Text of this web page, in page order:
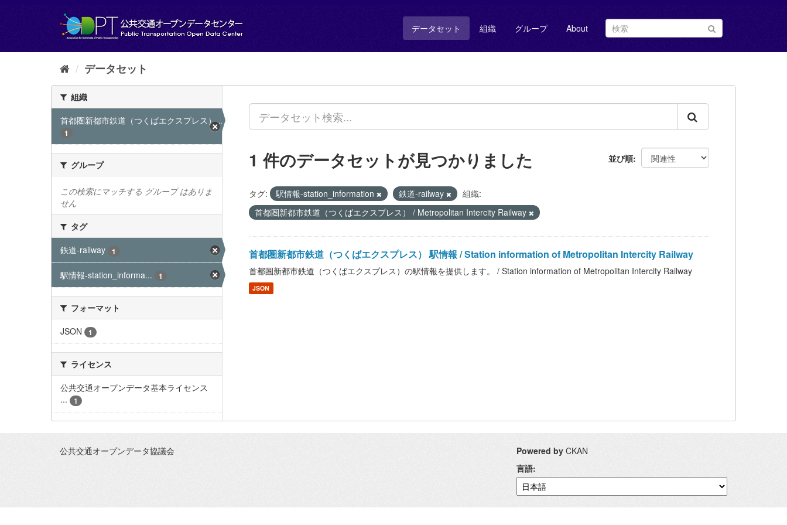
し
データセット 組織 グループ About
データセット
組織
首都圏新都市鉄道（つくばエクスプレス）...
1
グループ
この検索にマッチする グループ はありま
せん
タグ
鉄道-railway
1
駅情報-station_informa... 1
フォーマット
JSON
1
ライセンス
公共交通オープンデータ基本ライセンス
...
1
並び順
1 件のデータセットが見つかりました
タグ: 駅情報-station_information 鉄道-railway
組織:
首都圏新都市鉄道（つくばエクスプレス） / Metropolitan Intercity Railway
首都圏新都市鉄道（つくばエクスプレス） 駅情報 / Station information of Metropolitan Intercity Railway
首都圏新都市鉄道（つくばエクスプレス）の駅情報を提供します。 / Station information of Metropolitan Intercity Railway
JSON
公共交通オープンデータ協議会 Powered by CKAN
言語